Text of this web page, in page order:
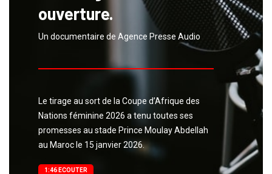
ouverture.
Un documentaire de Agence Presse Audio
Le tirage au sort de la Coupe d’Afrique des
Nations féminine 2026 a tenu toutes ses
promesses au stade Prince Moulay Abdellah
au Maroc le 15 janvier 2026.
1:46 ECOUTER